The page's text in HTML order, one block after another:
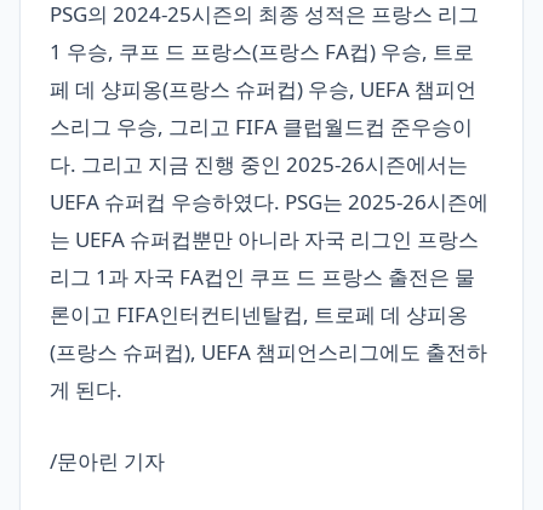
PSG의 2024-25시즌의 최종 성적은 프랑스 리그
1 우승, 쿠프 드 프랑스(프랑스 FA컵) 우승, 트로
페 데 샹피옹(프랑스 슈퍼컵) 우승, UEFA 챔피언
스리그 우승, 그리고 FIFA 클럽월드컵 준우승이
다. 그리고 지금 진행 중인 2025-26시즌에서는
UEFA 슈퍼컵 우승하였다. PSG는 2025-26시즌에
는 UEFA 슈퍼컵뿐만 아니라 자국 리그인 프랑스
리그 1과 자국 FA컵인 쿠프 드 프랑스 출전은 물
론이고 FIFA인터컨티넨탈컵, 트로페 데 샹피옹
(프랑스 슈퍼컵), UEFA 챔피언스리그에도 출전하
게 된다.
/문아린 기자